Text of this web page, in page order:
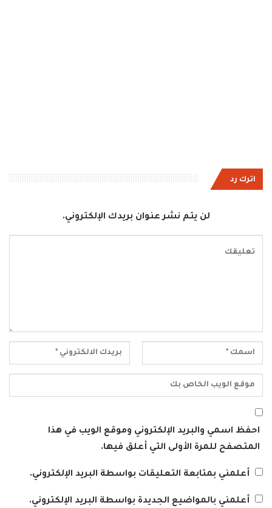
اترك رد
لن يتم نشر عنوان بريدك الإلكتروني.
احفظ اسمي والبريد الإلكتروني وموقع الويب في هذا
المتصفح للمرة الأولى التي أعلق فيها.
أعلمني بمتابعة التعليقات بواسطة البريد الإلكتروني.
أعلمني بالمواضيع الجديدة بواسطة البريد الإلكتروني.